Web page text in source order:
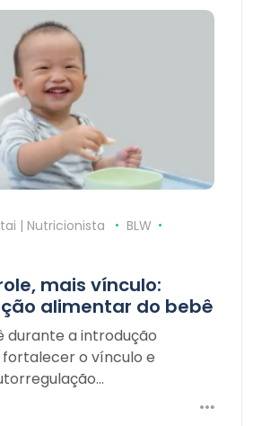
| Nutricionista
BLW
mais vínculo:
alimentar do bebê
durante a introdução
o vínculo e